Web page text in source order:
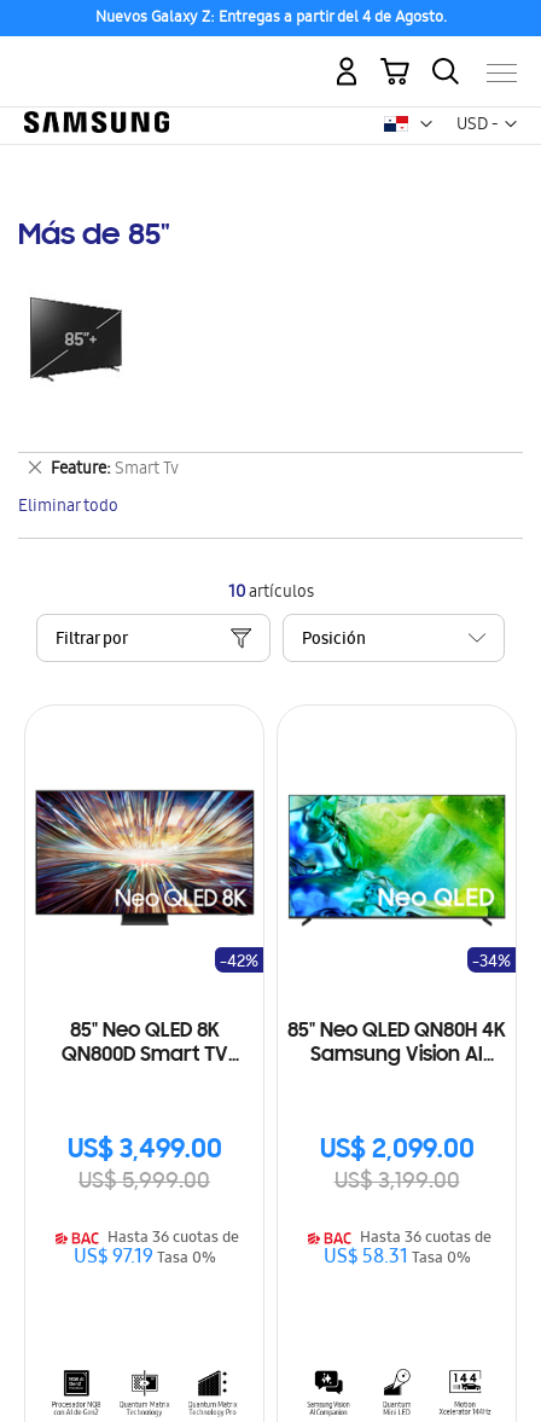
Nuevos Galaxy Z: Entregas a partir del 4 de Agosto.
USD -
dólar
Mi carrito
Más de 85"
10artículos
Filtrar por
85" Neo QLED 8K
QN800D Smart TV
US$ 3,499.00
US$ 5,999.00
-42%
Hasta 36 cuotas de
US$ 97.19Tasa 0%
85" Neo QLED QN80H 4K
Samsung Vision AI
US$ 2,099.00
US$ 3,199.00
-34%
Hasta 36 cuotas de
US$ 58.31 Tasa 0%
Feature Smart Tv
Eliminar
este
artículo
Eliminar todo